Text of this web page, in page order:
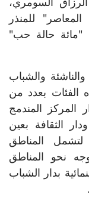
للمنذر
"مائة حالة حب"
والشباب
الفئات بعدد من
المركز المندمج
الثقافة بعين
المناطق
نحو المناطق
بدار الشباب